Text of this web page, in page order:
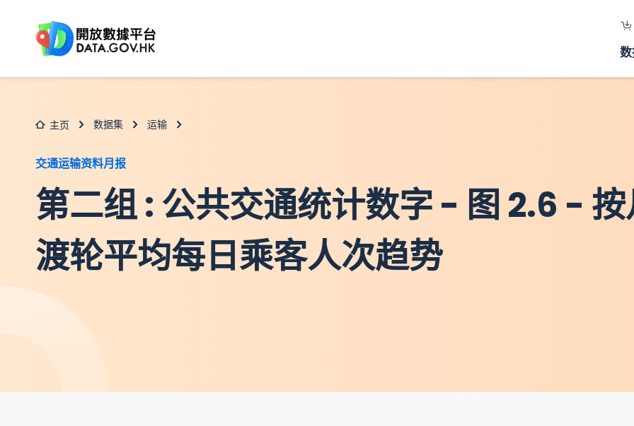
主页 数据集 运输
交通运输资料月报
第二组 : 公共交通统计数字 - 图 2.6 -
渡轮平均每日乘客人次趋势